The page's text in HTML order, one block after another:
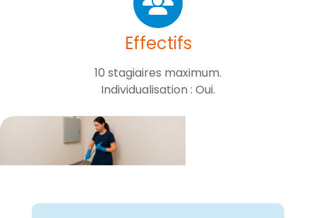
Effectifs
10 stagiaires maximum.
Individualisation : Oui.